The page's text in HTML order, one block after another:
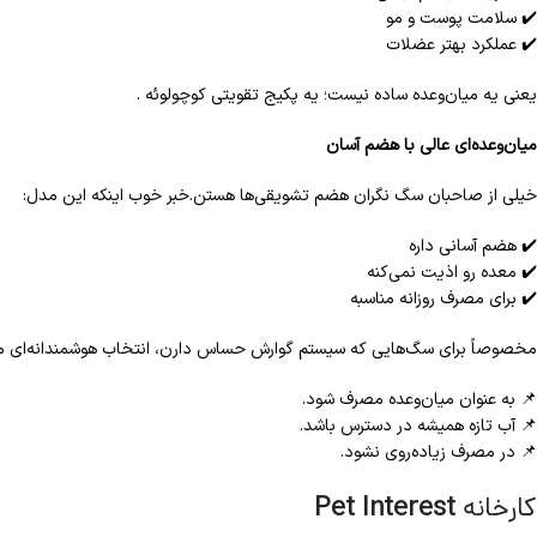
✔️ سلامت پوست و مو
✔️ عملکرد بهتر عضلات
یعنی یه میان‌وعده ساده نیست؛ یه پکیج تقویتی کوچولوئه .
میان‌وعده‌ای عالی با هضم آسان
خیلی از صاحبان سگ نگران هضم تشویقی‌ها هستن.خبر خوب اینکه این مدل:
✔️ هضم آسانی داره
✔️ معده رو اذیت نمی‌کنه
✔️ برای مصرف روزانه مناسبه
مخصوصاً برای سگ‌هایی که سیستم گوارش حساس دارن، انتخاب
📌 به عنوان میان‌وعده مصرف شود.
📌 آب تازه همیشه در دسترس باشد.
📌 در مصرف زیاده‌روی نشود.
کارخانه Pet Interest